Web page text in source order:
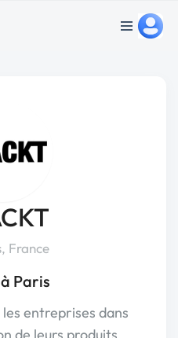
France
Paris
entreprises dans